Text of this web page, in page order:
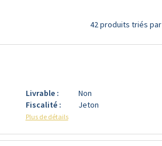
42 produits triés par
Livrable :
Non
Fiscalité :
Jeton
Plus de détails